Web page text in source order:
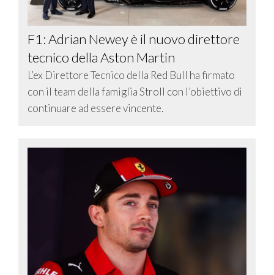
F1: Adrian Newey è il nuovo direttore
tecnico della Aston Martin
L’ex Direttore Tecnico della Red Bull ha firmato
con il team della famiglia Stroll con l’obiettivo di
continuare ad essere vincente.